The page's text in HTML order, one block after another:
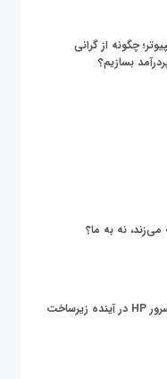
چگونه از گرانی
بسازیم؟
می‌زند، نه به ما؟
زیر پوست دنیای داده؛ نقش سرور HP در آینده زیرساخت